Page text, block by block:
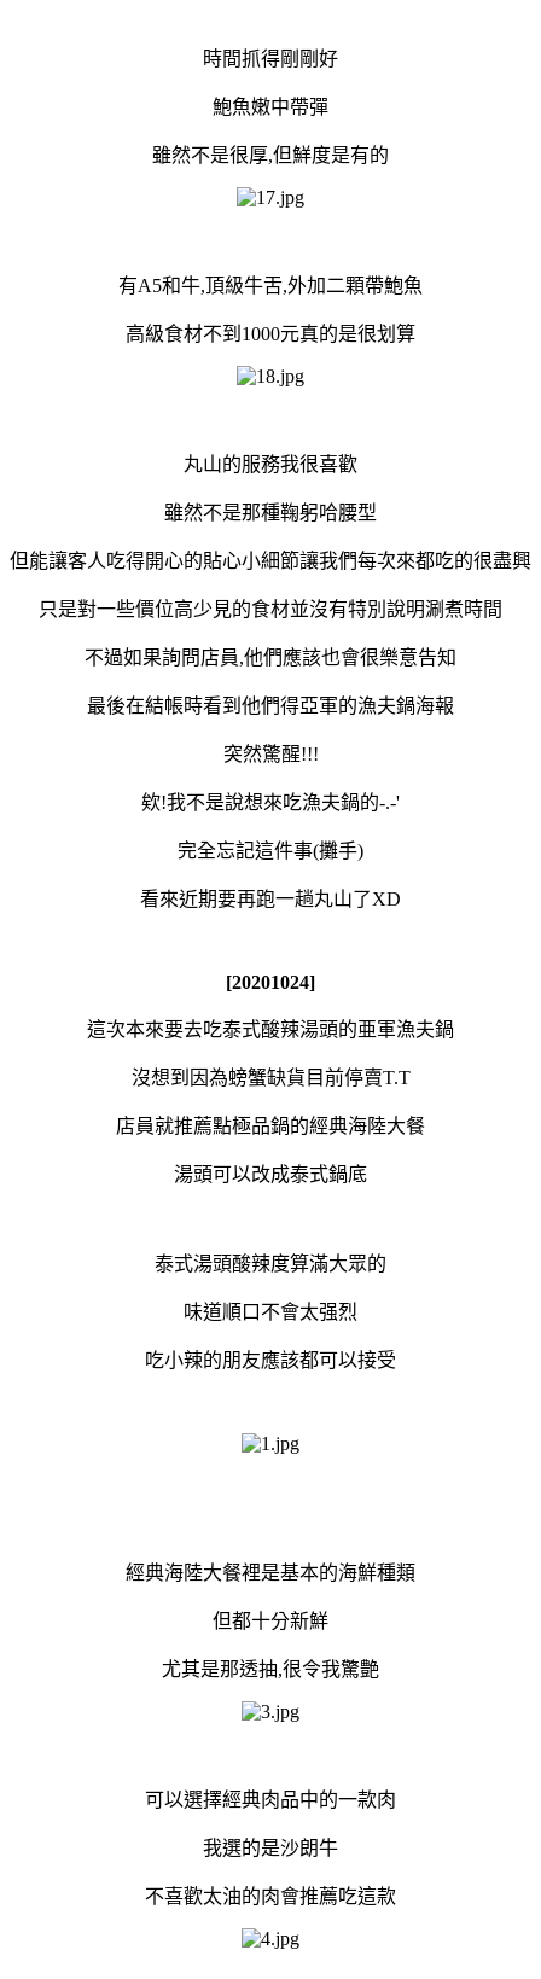
時間抓得剛剛好
鮑魚嫩中帶彈
雖然不是很厚,但鮮度是有的
有A5和牛,頂級牛舌,外加二顆帶鮑魚
高級食材不到1000元真的是很划算
丸山的服務我很喜歡
雖然不是那種鞠躬哈腰型
但能讓客人吃得開心的貼心小細節讓我們每次來都吃的很盡興
只是對一些價位高少見的食材並沒有特別說明涮煮時間
不過如果詢問店員,他們應該也會很樂意告知
最後在結帳時看到他們得亞軍的漁夫鍋海報
突然驚醒!!!
欸!我不是說想來吃漁夫鍋的-.-'
完全忘記這件事(攤手)
看來近期要再跑一趟丸山了XD
[20201024]
這次本來要去吃泰式酸辣湯頭的亜軍漁夫鍋
沒想到因為螃蟹缺貨目前停賣T.T
店員就推薦點極品鍋的經典海陸大餐
湯頭可以改成泰式鍋底
泰式湯頭酸辣度算滿大眾的
味道順口不會太强烈
吃小辣的朋友應該都可以接受
經典海陸大餐裡是基本的海鮮種類
但都十分新鮮
尤其是那透抽,很令我驚艶
可以選擇經典肉品中的一款肉
我選的是沙朗牛
不喜歡太油的肉會推薦吃這款